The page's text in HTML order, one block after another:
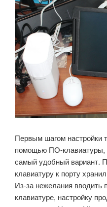
Первым шагом настройки
помощью ПО-
самый удобный вариант.
клавиатуру к порту
Из-за нежелания
клавиатуре, настройку